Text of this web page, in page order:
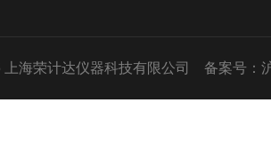
海荣计达仪器科技有限公司 备案号：